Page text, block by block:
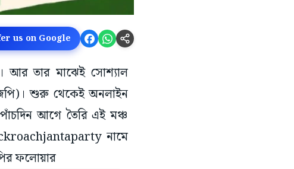
us on Google
আর তার মাঝেই সোশ্যাল
শুরু থেকেই অনলাইন
আগে তৈরি এই মঞ্চ
নামে
ফলোয়ার